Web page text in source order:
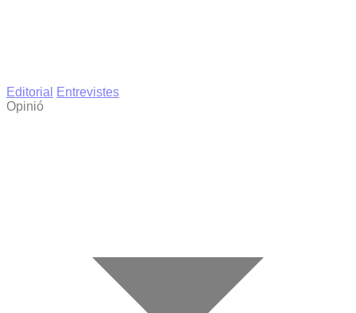
Editorial
Entrevistes
Opinió